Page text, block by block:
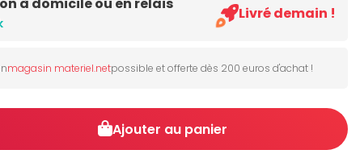
Livré demain !
magasin materiel.netpossible et offerte dès 200 euros d'achat !
Ajouter au panier